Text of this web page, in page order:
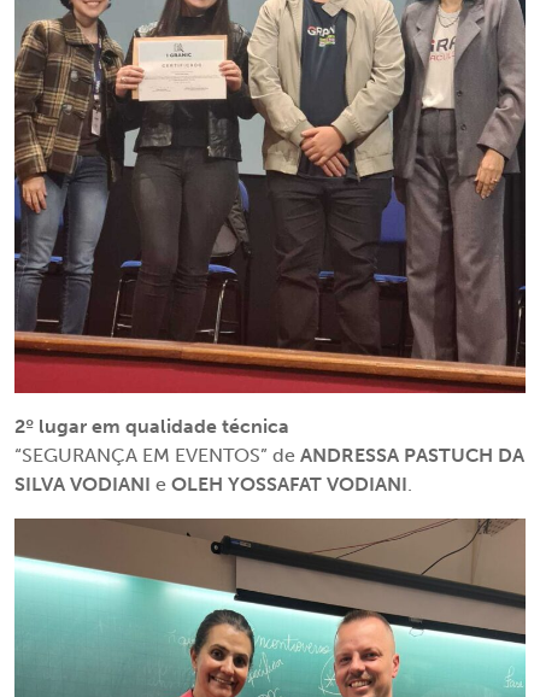
2º lugar em qualidade técnica
“SEGURANÇA EM EVENTOS” de ANDRESSA PASTUCH DA
SILVA VODIANI e OLEH YOSSAFAT VODIANI.